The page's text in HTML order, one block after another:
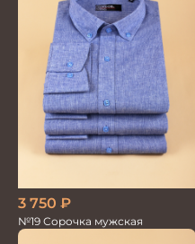
3 750 ₽
№19 Сорочка мужская